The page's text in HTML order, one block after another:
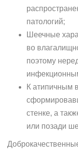
патологий;
Шеечные
во
поэтому
К атипичным
стенке, а
или позади